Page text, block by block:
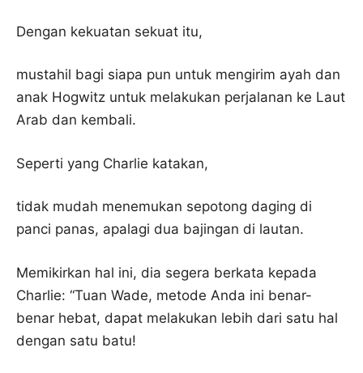
Dengan kekuatan sekuat itu,
mustahil bagi siapa pun untuk mengirim ayah dan
anak Hogwitz untuk melakukan perjalanan ke Laut
Arab dan kembali.
Seperti yang Charlie katakan,
tidak mudah menemukan sepotong daging di
panci panas, apalagi dua bajingan di lautan.
Memikirkan hal ini, dia segera berkata kepada
Charlie: “Tuan Wade, metode Anda ini benar-
benar hebat, dapat melakukan lebih dari satu hal
dengan satu batu!